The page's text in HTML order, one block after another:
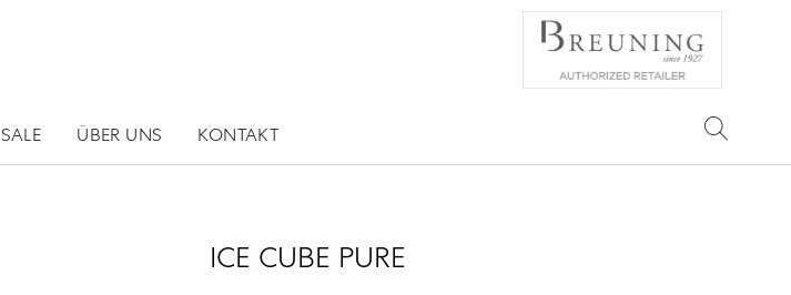
SALE ÜBER UNS KONTAKT
ICE CUBE PURE